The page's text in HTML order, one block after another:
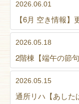
2026.06.01
【6月 空き情報】
2026.05.18
2階棟【端午の節
2026.05.15
通所リハ【あした